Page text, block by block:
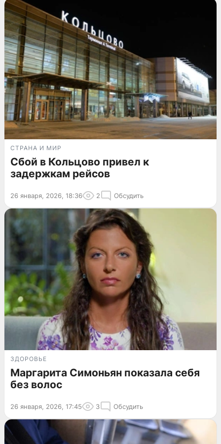
СТРАНА И МИР
Сбой в Кольцово привел к
задержкам рейсов
26 января, 2026, 18:36 2 Обсудить
ЗДОРОВЬЕ
Маргарита Симоньян показала себя
без волос
26 января, 2026, 17:45 3 Обсудить